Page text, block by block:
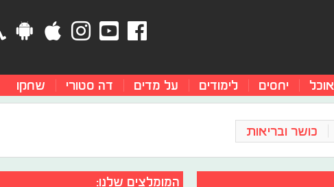
אוכל יחסים לימודים על מדים דה סטורי שחקו
כושר ובריאות
המומלצים שלנו: